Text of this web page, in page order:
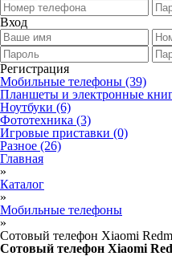
Вход
Регистрация
Мобильные телефоны (39)
Планшеты и электронные
Ноутбуки (6)
Фототехника (3)
Игровые приставки (0)
Разное (26)
Главная
»
Каталог
»
Мобильные телефоны
»
Сотовый телефон Xiaomi
Сотовый телефон Xiaomi